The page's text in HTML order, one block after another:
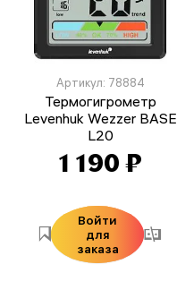
Артикул: 78884
Термогигрометр
Levenhuk Wezzer BASE
L20
1 190 ₽
Войти
для
заказа